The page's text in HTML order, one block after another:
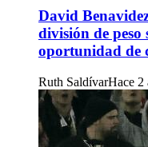
David
división de peso
oportunidad de
Ruth SaldívarHace 2